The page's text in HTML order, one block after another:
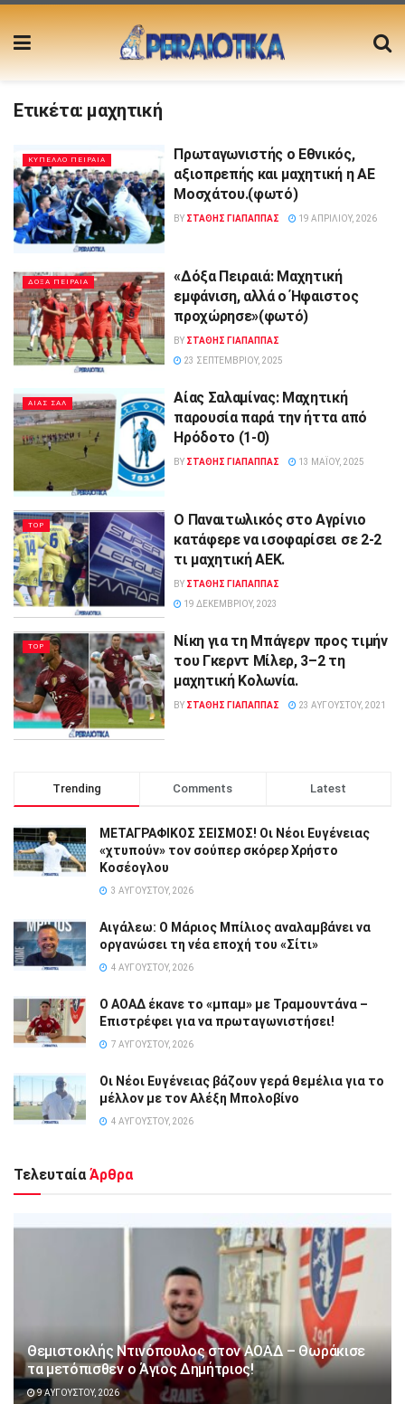
Ετικέτα: μαχητική
ΚΥΠΕΛΛΟ ΠΕΙΡΑΙΑ
Πρωταγωνιστής ο Εθνικός,
αξιοπρεπής και μαχητική η ΑΕ
Μοσχάτου.(φωτό)
BY ΣΤΑΘΗΣ ΓΊΑΠΑΠΠΑΣ 19 ΑΠΡΙΛΊΟΥ, 2026
ΔΟΞΑ ΠΕΙΡΑΙΑ
«Δόξα Πειραιά: Μαχητική
εμφάνιση, αλλά ο Ήφαιστος
προχώρησε»(φωτό)
BY ΣΤΑΘΗΣ ΓΊΑΠΑΠΠΑΣ
23 ΣΕΠΤΕΜΒΡΊΟΥ, 2025
ΑΙΑΣ ΣΑΛ
Αίας Σαλαμίνας: Μαχητική
παρουσία παρά την ήττα από
Ηρόδοτο (1-0)
BY ΣΤΑΘΗΣ ΓΊΑΠΑΠΠΑΣ 13 ΜΑΪ́ΟΥ, 2025
TOP
O Παναιτωλικός στο Αγρίνιο
κατάφερε να ισοφαρίσει σε 2-2
τι μαχητική AEK.
BY ΣΤΑΘΗΣ ΓΊΑΠΑΠΠΑΣ
19 ΔΕΚΕΜΒΡΊΟΥ, 2023
TOP
Νίκη για τη Μπάγερν προς τιμήν
του Γκερντ Μίλερ, 3–2 τη
μαχητική Κολωνία.
BY ΣΤΑΘΗΣ ΓΊΑΠΑΠΠΑΣ 23 ΑΥΓΟΎΣΤΟΥ, 2021
Trending Comments Latest
ΜΕΤΑΓΡΑΦΙΚΟΣ ΣΕΙΣΜΟΣ! Οι Νέοι Ευγένειας
«χτυπούν» τον σούπερ σκόρερ Χρήστο
Κοσέογλου
3 ΑΥΓΟΎΣΤΟΥ, 2026
Αιγάλεω: Ο Μάριος Μπίλιος αναλαμβάνει να
οργανώσει τη νέα εποχή του «Σίτι»
4 ΑΥΓΟΎΣΤΟΥ, 2026
Ο ΑΟΑΔ έκανε το «μπαμ» με Τραμουντάνα –
Επιστρέφει για να πρωταγωνιστήσει!
7 ΑΥΓΟΎΣΤΟΥ, 2026
Οι Νέοι Ευγένειας βάζουν γερά θεμέλια για το
μέλλον με τον Αλέξη Μπολοβίνο
4 ΑΥΓΟΎΣΤΟΥ, 2026
Τελευταία Άρθρα
Θεμιστοκλής Ντινόπουλος στον ΑΟΑΔ – Θωράκισε
τα μετόπισθεν ο Άγιος Δημήτριος!
9 ΑΥΓΟΎΣΤΟΥ, 2026